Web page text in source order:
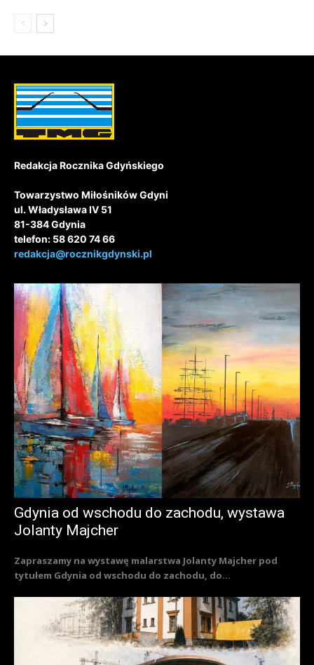
Redakcja Rocznika Gdyńskiego
Towarzystwo Miłośników Gdyni
ul. Władysława IV 51
81-384 Gdynia
telefon: 58 620 74 66
redakcja@rocznikgdynski.pl
Gdynia od wschodu do zachodu, wystawa
Jolanty Majcher
Zapraszamy na wystawę malarstwa Jolanty Majcher pod
tytułem Gdynia od wschodu do zachodu, do...